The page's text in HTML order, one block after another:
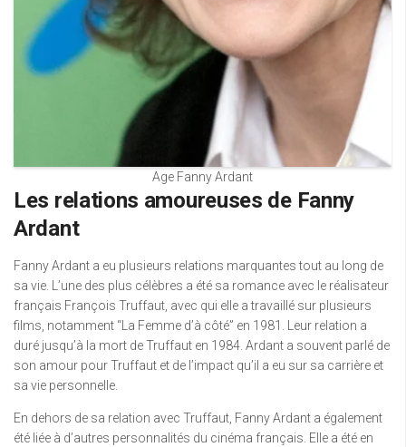
Age Fanny Ardant
Les relations amoureuses de Fanny
Ardant
Fanny Ardant a eu plusieurs relations marquantes tout au long de
sa vie. L’une des plus célèbres a été sa romance avec le réalisateur
français François Truffaut, avec qui elle a travaillé sur plusieurs
films, notamment “La Femme d’à côté” en 1981. Leur relation a
duré jusqu’à la mort de Truffaut en 1984. Ardant a souvent parlé de
son amour pour Truffaut et de l’impact qu’il a eu sur sa carrière et
sa vie personnelle.
En dehors de sa relation avec Truffaut, Fanny Ardant a également
été liée à d’autres personnalités du cinéma français. Elle a été en